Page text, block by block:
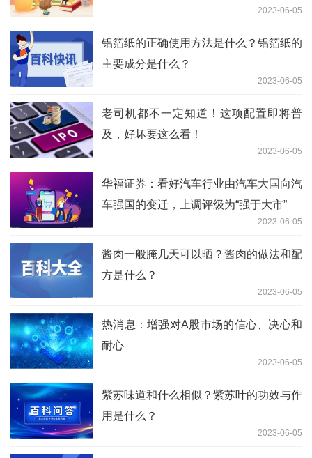
2023-06-05
铝箔纸的正确使用方法是什么？铝箔纸的
主要成分是什么？
2023-06-05
老司机都不一定知道！这项配置即将普
及，好坏要这么看！
2023-06-05
华福证券：看好汽车行业由汽车大国向汽
车强国的变迁，上调评级为“强于大市”
2023-06-05
酱肉一般腌几天可以晒？酱肉的做法和配
方是什么？
2023-06-05
热消息：增强对A股市场的信心、决心和
耐心
2023-06-05
紫苏味道和什么相似？紫苏叶的功效与作
用是什么？
2023-06-05